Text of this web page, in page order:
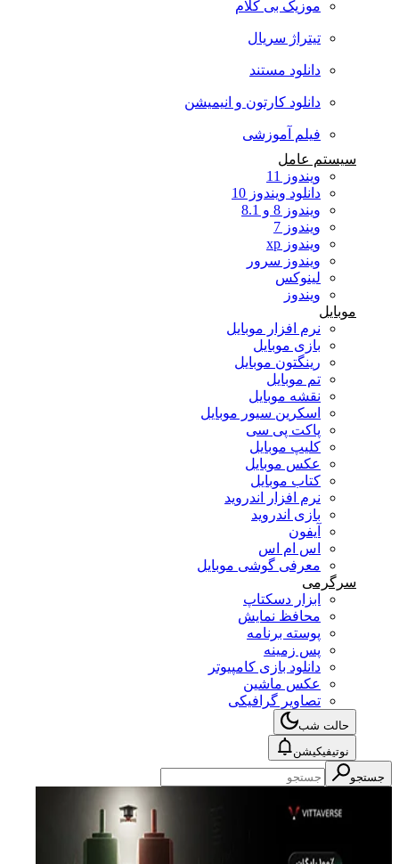
موزیک بی کلام
تیتراژ سریال
دانلود مستند
دانلود کارتون و انیمیشن
فیلم آموزشی
سیستم عامل
ویندوز 11
دانلود ویندوز 10
ویندوز 8 و 8.1
ویندوز 7
ویندوز xp
ویندوز سرور
لینوکس
ویندوز
موبایل
نرم افزار موبایل
بازی موبایل
رینگتون موبایل
تم موبایل
نقشه موبایل
اسکرین سیور موبایل
پاکت پی سی
کلیپ موبایل
عکس موبایل
کتاب موبایل
نرم افزار اندروید
بازی اندروید
آیفون
اس ام اس
معرفی گوشی موبایل
سرگرمی
ابزار دسکتاپ
محافظ نمایش
پوسته برنامه
پس زمینه
دانلود بازی کامپیوتر
عکس ماشین
تصاویر گرافیکی
حالت شب
نوتیفیکیشن
جستجو